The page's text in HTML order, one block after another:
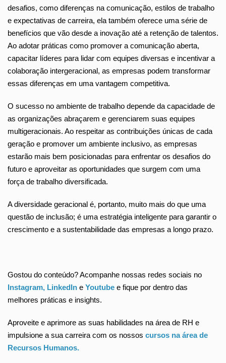
desafios, como diferenças na comunicação, estilos de trabalho
e expectativas de carreira, ela também oferece uma série de
benefícios que vão desde a inovação até a retenção de talentos.
Ao adotar práticas como promover a comunicação aberta,
capacitar líderes para lidar com equipes diversas e incentivar a
colaboração intergeracional, as empresas podem transformar
essas diferenças em uma vantagem competitiva.
O sucesso no ambiente de trabalho depende da capacidade de
as organizações abraçarem e gerenciarem suas equipes
multigeracionais. Ao respeitar as contribuições únicas de cada
geração e promover um ambiente inclusivo, as empresas
estarão mais bem posicionadas para enfrentar os desafios do
futuro e aproveitar as oportunidades que surgem com uma
força de trabalho diversificada.
A diversidade geracional é, portanto, muito mais do que uma
questão de inclusão; é uma estratégia inteligente para garantir o
crescimento e a sustentabilidade das empresas a longo prazo.
Gostou do conteúdo? Acompanhe nossas redes sociais no
Instagram, LinkedIn e Youtube e fique por dentro das
melhores práticas e insights.
Aproveite e aprimore as suas habilidades na área de RH e
impulsione a sua carreira com os nossos cursos na área de
Recursos Humanos.